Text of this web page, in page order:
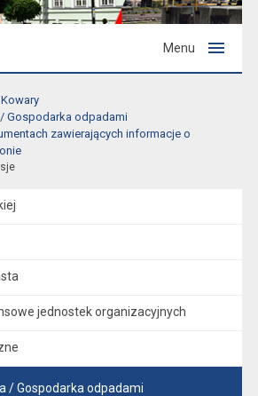
Menu
Gospodarka odpadami
zawierających informacje o
jednostek organizacyjnych
/ Gospodarka odpadami